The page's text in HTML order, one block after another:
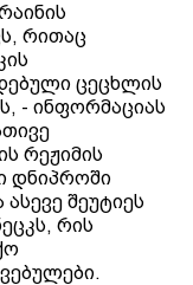
რითაც
ცეცხლის
- ინფორმაციას
რეჟიმის
დნიპროში
შეუტიეს
რის